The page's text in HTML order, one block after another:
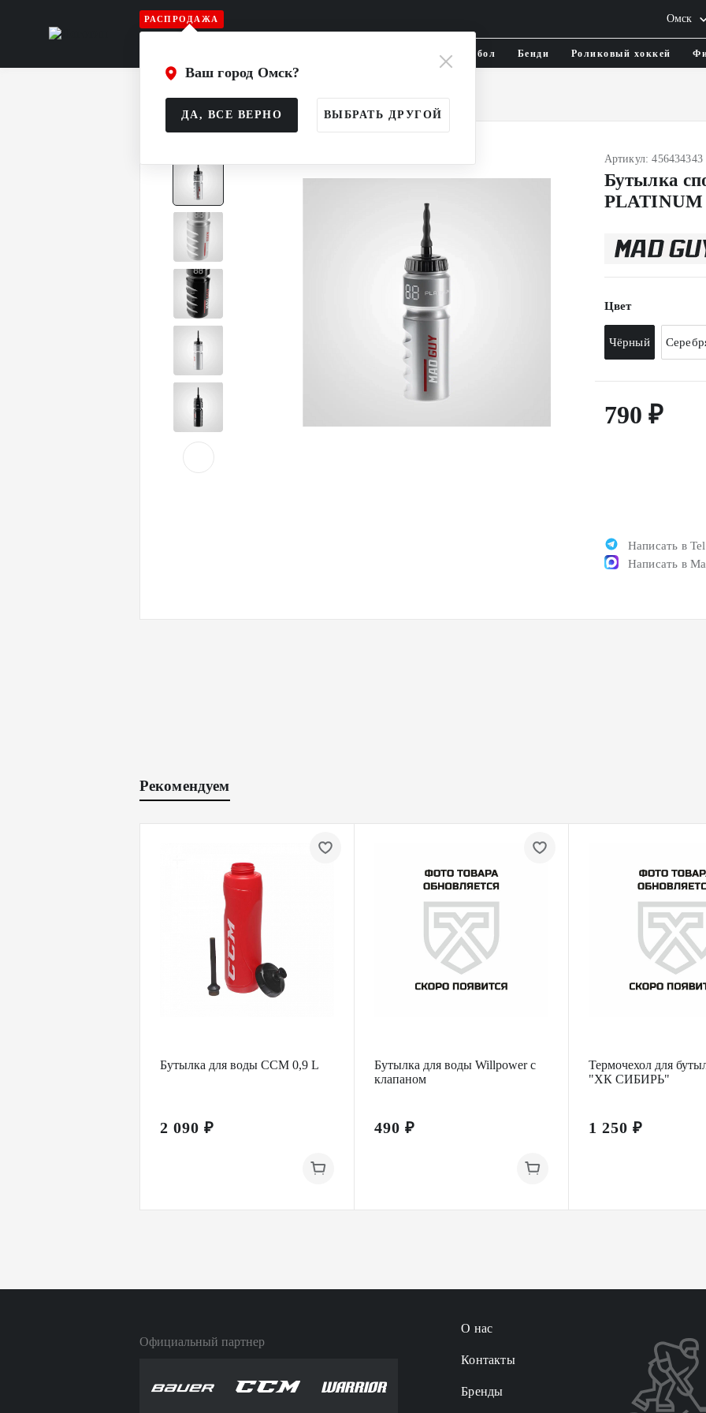
РАСПРОДАЖА Омск
Флорбол Бенди Роликовый хоккей
Ваш город Омск?
ДА, ВСЕ ВЕРНО ВЫБРАТЬ ДРУГОЙ
Главная Каталог Аксессуары Бутылки
Артикул: 456434343
Бутылка
PLATINUM
Цвет
Чёрный
790 ₽
Написать в
Написать в
Рекомендуем
Бутылка для воды CCM 0,9 L
2 090 ₽
Бутылка для воды Willpower с
клапаном
490 ₽
Термочехол для
"ХК СИБИРЬ"
1 250 ₽
Официальный партнер
О нас
Контакты
Бренды